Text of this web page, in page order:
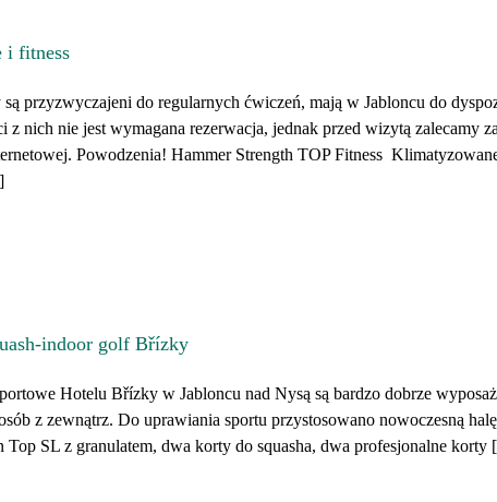
i fitness
przyzwyczajeni do regularnych ćwiczeń, mają w Jabloncu do
z nich nie jest wymagana rezerwacja, jednak przed wizytą zalecamy
Powodzenia! Hammer Strength TOP Fitness
indoor golf Břízky
Hotelu Břízky w Jabloncu nad Nysą są bardzo dobrze
z zewnątrz. Do uprawiania sportu przystosowano nowoczesną
Top SL z granulatem, dwa korty do squasha, dwa profesjonalne korty